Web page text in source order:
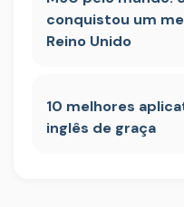
conquistou um
Reino Unido
10 melhores
inglês de graça